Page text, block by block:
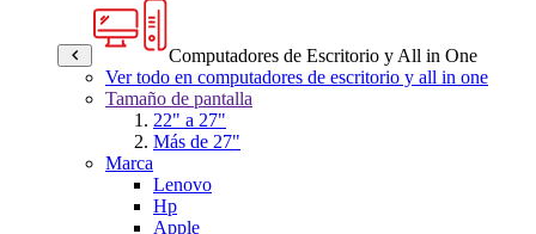
Computadores de Escritorio y All in One
Ver todo en computadores de escritorio y all in one
Tamaño de pantalla
22" a 27"
Más de 27"
Marca
Lenovo
Hp
Apple